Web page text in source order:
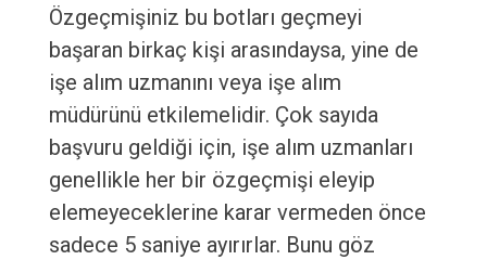
Özgeçmişiniz bu botları geçmeyi
başaran birkaç kişi arasındaysa, yine de
işe alım uzmanını veya işe alım
müdürünü etkilemelidir. Çok sayıda
başvuru geldiği için, işe alım uzmanları
genellikle her bir özgeçmişi eleyip
elemeyeceklerine karar vermeden önce
sadece 5 saniye ayırırlar. Bunu göz